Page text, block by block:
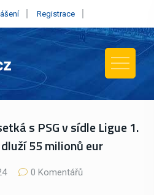
Registrace
s PSG v sídle Ligue 1.
55 milionů eur
0 Komentářů